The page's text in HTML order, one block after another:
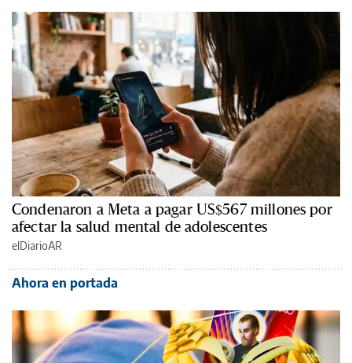
Condenaron a Meta a pagar US$567 millones por
afectar la salud mental de adolescentes
elDiarioAR
Ahora en portada